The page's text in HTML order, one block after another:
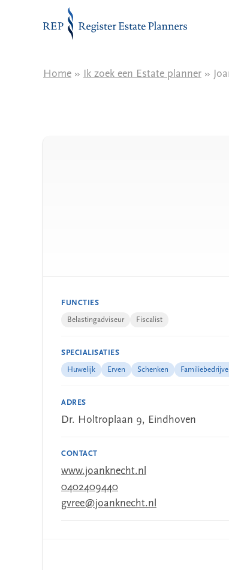
Naar de inhoud
Home » Ik zoek een Estate planner »
FUNCTIES
Belastingadviseur Fiscalist
SPECIALISATIES
Huwelijk Erven Schenken
ADRES
Dr. Holtroplaan 9, Eindhoven
CONTACT
www.joanknecht.nl
0402409440
gvree@joanknecht.nl